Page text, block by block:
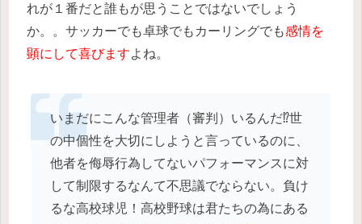
れが１番だと誰もが思うことではないでしょう
か。。サッカーでも卓球でもカーリングでも感情を
顕にして喜びますよね。
いまだにこんな管理者（審判）いるんだ⁉︎世
の中個性を大切にしようと言っているのに、
他者を侮辱行為してないパフォーマンスに対
して制限するなんて不思議でならない。負け
るな高校球児！高校野球は君たちの為にある